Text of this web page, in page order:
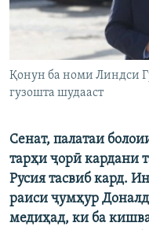
Қонун ба номи Линдси
гузошта шудааст
Сенат, палатаи
тарҳи ҷорӣ кардани
Русия тасвиб кард.
раиси ҷумҳур
медиҳад, ки ба